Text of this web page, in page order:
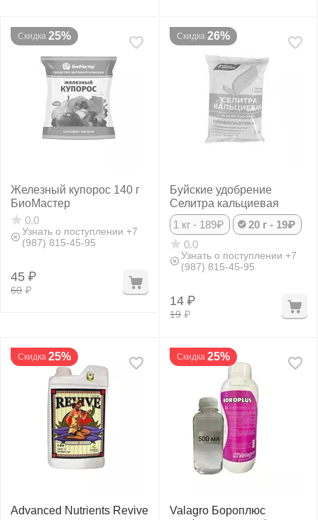
Скидка 25%
Железный купорос 140 г
БиоМастер
0.0
Узнать о поступлении +7
(987) 815-45-95
60 ₽
45 ₽
Скидка 26%
Буйские удобрение
Селитра кальциевая
1 кг - 189₽
20 г - 19₽
0.0
Узнать о поступлении +7
(987) 815-45-95
19 ₽
14 ₽
Скидка 25%
Advanced Nutrients Revive
Скидка 25%
Valagro Бороплюс